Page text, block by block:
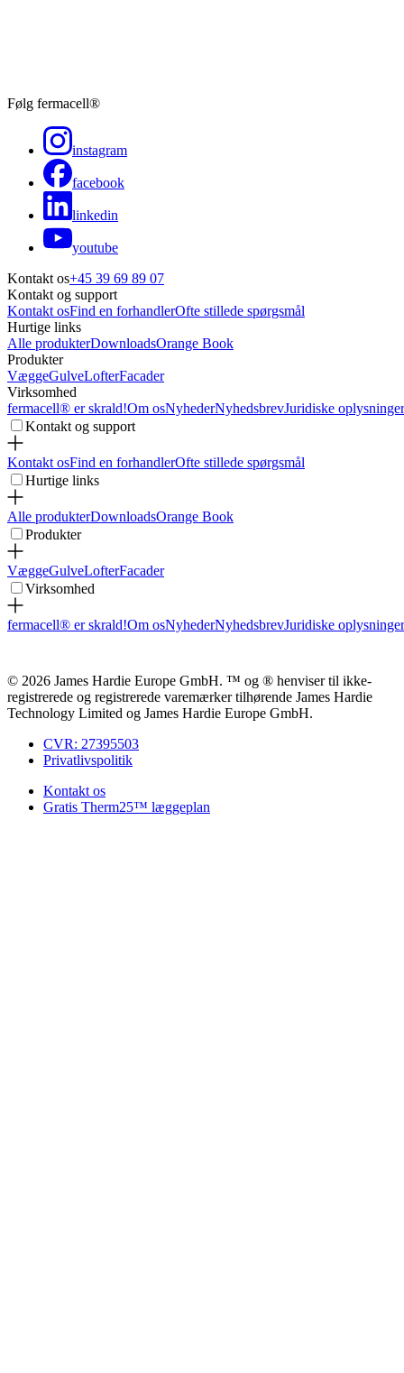
Følg fermacell®
instagram
facebook
linkedin
youtube
Kontakt os+45 39 69 89 07
Kontakt og support
Kontakt osFind en forhandlerOfte stillede spørgsmål
Hurtige links
Alle produkterDownloadsOrange Book
Produkter
VæggeGulveLofterFacader
Virksomhed
fermacell® er skrald!Om osNyhederNyhedsbrevJuridiske oplysninger
Kontakt og support
Kontakt osFind en forhandlerOfte stillede spørgsmål
Hurtige links
Alle produkterDownloadsOrange Book
Produkter
VæggeGulveLofterFacader
Virksomhed
fermacell® er skrald!Om osNyhederNyhedsbrevJuridiske oplysninger
© 2026 James Hardie Europe GmbH. ™ og ® henviser til ikke-
registrerede og registrerede varemærker tilhørende James Hardie
Technology Limited og James Hardie Europe GmbH.
CVR: 27395503
Privatlivspolitik
Kontakt os
Gratis Therm25™ læggeplan